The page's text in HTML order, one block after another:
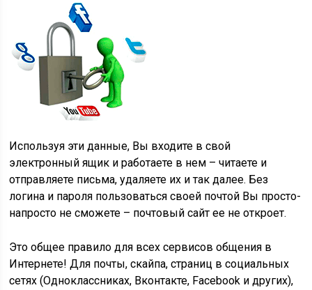
Используя эти данные, Вы входите в свой
электронный ящик и работаете в нем – читаете и
отправляете письма, удаляете их и так далее. Без
логина и пароля пользоваться своей почтой Вы просто-
напросто не сможете – почтовый сайт ее не откроет.
Это общее правило для всех сервисов общения в
Интернете! Для почты, скайпа, страниц в социальных
сетях (Одноклассниках, Вконтакте, Facebook и других),